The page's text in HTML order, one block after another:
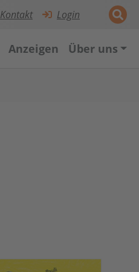
Kontakt Login
Anzeigen Über uns